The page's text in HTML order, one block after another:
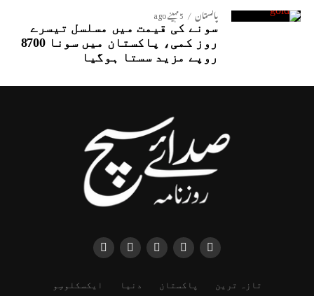
پاکستان 5 مہینے ago
سونے کی قیمت میں مسلسل تیسرے
روز کمی، پاکستان میں سونا 8700
روپے مزید سستا ہوگیا
تازہ ترین پاکستان دنیا ایکسکلوسِو